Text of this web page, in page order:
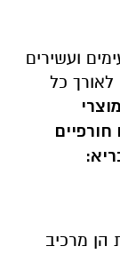
ועשירים
לאורך כל
:
הן מרכיב